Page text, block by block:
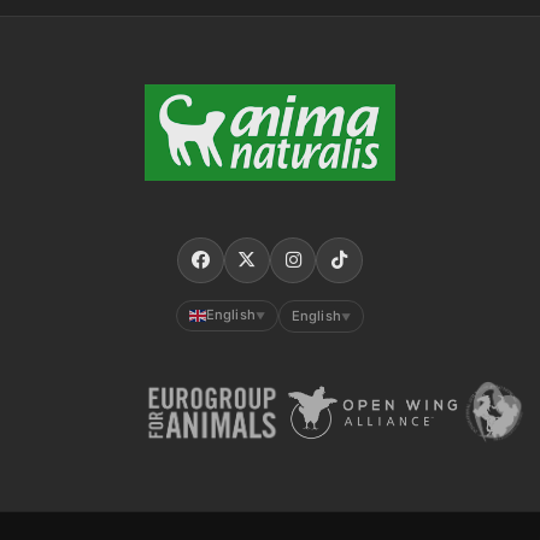
English ▼ English ▼